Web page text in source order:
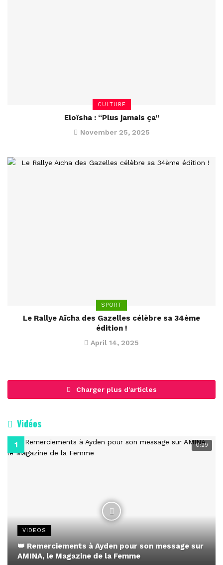
CULTURE
Eloïsha : “Plus jamais ça”
November 25, 2025
SPORT
Le Rallye Aïcha des Gazelles célèbre sa 34ème
édition !
April 14, 2025
Charger plus d'articles
Vidéos
0:29
VIDEOS
👑 Remerciements à Ayden pour son message sur
AMINA, le Magazine de la Femme